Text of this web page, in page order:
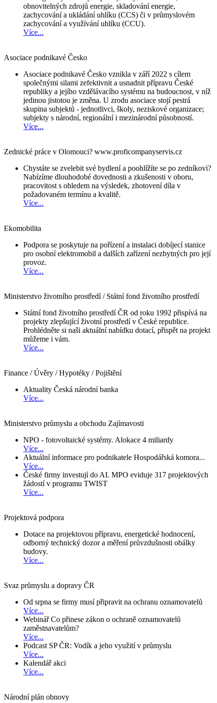
obnovitelných zdrojů energie, skladování energie,
zachycování a ukládání uhlíku (CCS) či v průmyslovém
zachycování a využívání uhlíku (CCU).
Více...
Asociace podnikavé Česko
Asociace podnikavé Česko vznikla v září 2022 s cílem
společnými silami zefektivnit a usnadnit přípravu České
republiky a jejího vzdělávacího systému na budoucnost, v níž
jedinou jistotou je změna. U zrodu asociace stojí pestrá
skupina subjektů - jednotlivci, školy, neziskové organizace;
subjekty s národní, regionální i mezinárodní působností.
Více...
Zednické práce v Olomouci? www.proficompanyservis.cz
Chystáte se zvelebit své bydlení a poohlížíte se po zedníkovi?
Nabízíme dlouhodobé dovednosti a zkušenosti v oboru,
pracovitost s ohledem na výsledek, zhotovení díla v
požadovaném termínu a kvalitě.
Více...
Ekomobilita
Podpora se poskytuje na pořízení a instalaci dobíjecí stanice
pro osobní elektromobil a dalších zařízení nezbytných pro její
provoz.
Více...
Ministerstvo životního prostředí / Státní fond životního prostředí
Státní fond životního prostředí ČR od roku 1992 přispívá na
projekty zlepšující životní prostředí v České republice.
Prohlédněte si naši aktuální nabídku dotací, přispět na projekt
můžeme i vám.
Více...
Finance / Úvěry / Hypotéky / Pojištění
Aktuality Česká národní banka
Více...
Ministerstvo průmyslu a obchodu Zajímavosti
NPO - fotovoltaické systémy. Alokace 4 miliardy
Více...
Aktuální informace pro podnikatele Hospodářská komora...
Více...
České firmy investují do AI. MPO eviduje 317 projektových
žádostí v programu TWIST
Více...
Projektová podpora
Dotace na projektovou přípravu, energetické hodnocení,
odborný technický dozor a měření průvzdušnosti obálky
budovy.
Více...
Svaz průmyslu a dopravy ČR
Od srpna se firmy musí připravit na ochranu oznamovatelů
Více...
Webinář Co přinese zákon o ochraně oznamovatelů
zaměstnavatelům?
Více...
Podcast SP ČR: Vodík a jeho využití v průmyslu
Více...
Kalendář akci
Více...
Národní plán obnovy